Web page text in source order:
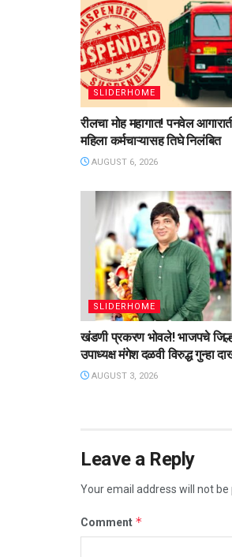
SLIDERHOME
रीलचा मोह महागात! पनवेल
महिला कर्मचाऱ्यासह तिघे निलंबित
AUGUST 6, 2026
SLIDERHOME
खंडणी प्रकरण भोवले! भाजपचे
उपाध्यक्ष मंगेश दळवी विरुद्ध गुन्हा
AUGUST 3, 2026
Leave a Reply
Your email address will not be
Comment *